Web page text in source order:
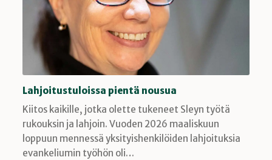
Lahjoitustuloissa pientä nousua
Kiitos kaikille, jotka olette tukeneet Sleyn työtä
rukouksin ja lahjoin. Vuoden 2026 maaliskuun
loppuun mennessä yksityishenkilöiden lahjoituksia
evankeliumin työhön oli…